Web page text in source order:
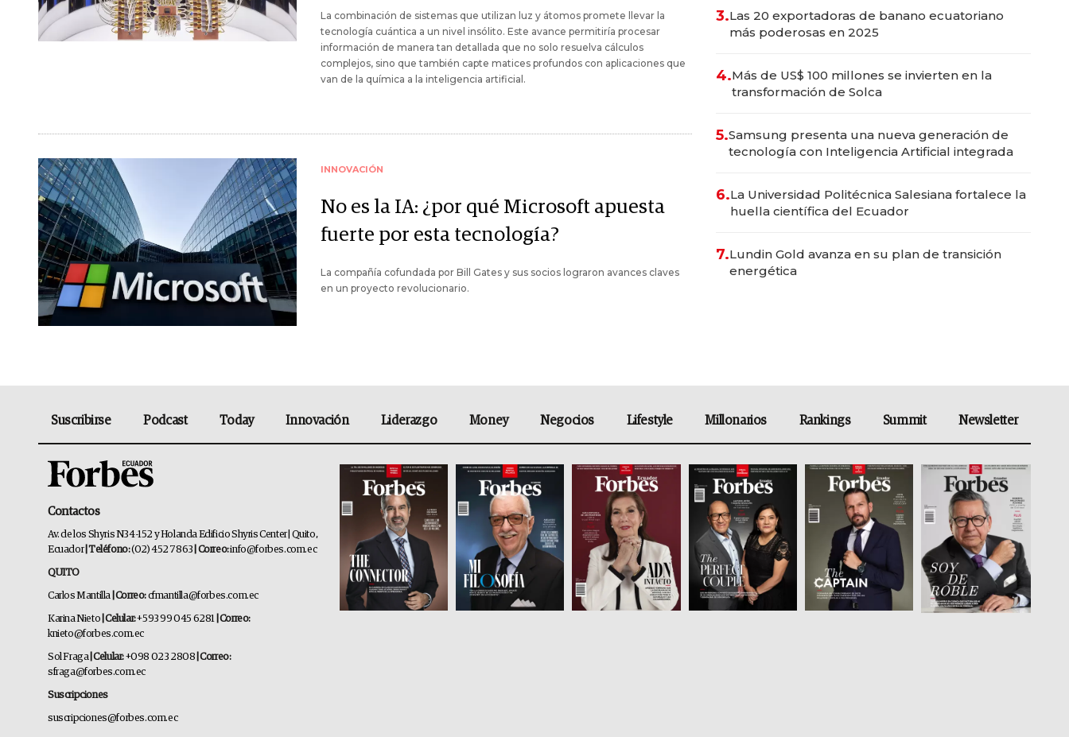
La combinación de sistemas que utilizan luz y átomos promete llevar la
tecnología cuántica a un nivel insólito. Este avance permitiría procesar
información de manera tan detallada que no solo resuelva cálculos
complejos, sino que también capte matices profundos con aplicaciones que
van de la química a la inteligencia artificial.
INNOVACIÓN
No es la IA: ¿por qué Microsoft apuesta
fuerte por esta tecnología?
La compañía cofundada por Bill Gates y sus socios lograron avances claves
en un proyecto revolucionario.
3.Las 20 exportadoras de banano ecuatoriano
más poderosas en 2025
4.Más de US$ 100 millones se invierten en la
transformación de Solca
5.Samsung presenta una nueva generación de
tecnología con Inteligencia Artificial integrada
6.La Universidad Politécnica Salesiana fortalece la
huella científica del Ecuador
7.Lundin Gold avanza en su plan de transición
energética
Suscribirse Podcast Today Innovación Liderazgo Money Negocios Lifestyle Millonarios Rankings Summit Newsletter
Contactos
Av. de los Shyris N34-152 y Holanda Edificio Shyris Center | Quito,
Ecuador | Teléfono:(02) 452 7863 | Correo:info@forbes.com.ec
QUITO
Carlos Mantilla | Correo:cfmantilla@forbes.com.ec
Karina Nieto | Celular:+593 99 045 6281
| Correo:
knieto@forbes.com.ec
Sol Fraga | Celular:+098 023 2808 | Correo:
sfraga@forbes.com.ec
Suscripciones
suscripciones@forbes.com.ec